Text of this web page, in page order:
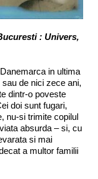
: Univers,
in ultima
de nici zece ani,
dintr-o poveste
doi sunt fugari,
nu-si trimite copilul
absurda – si, cu
si mai
a multor familii